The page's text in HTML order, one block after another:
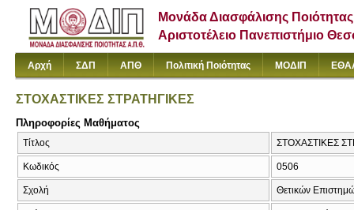
Μονάδα Διασφάλισης Ποιότητας
Αριστοτέλειο Πανεπιστήμιο
Αρχή ΣΔΠ ΑΠΘ Πολιτική Ποιότητας ΜΟΔΙΠ
ΣΤΟΧΑΣΤΙΚΕΣ ΣΤΡΑΤΗΓΙΚΕΣ
Πληροφορίες Μαθήματος
Τίτλος ΣΤΟΧΑΣΤΙΚΕΣ
Κωδικός 0506
Σχολή Θετικών